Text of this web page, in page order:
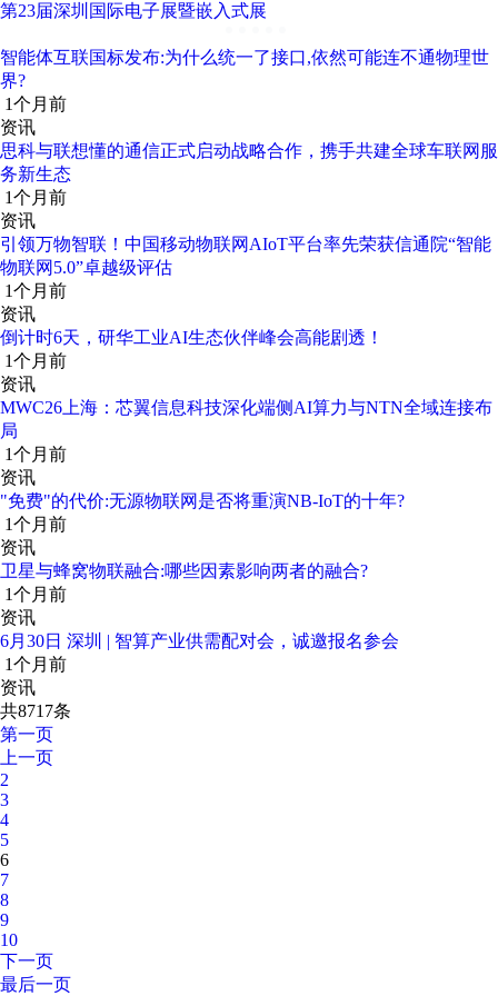
第23届深圳国际电子展暨嵌入式展
智能体互联国标发布:为什么统一了接口,依然可能连不通物理世
界?
1个月前
资讯
思科与联想懂的通信正式启动战略合作，携手共建全球车联网服
务新生态
1个月前
资讯
引领万物智联！中国移动物联网AIoT平台率先荣获信通院“智能
物联网5.0”卓越级评估
1个月前
资讯
倒计时6天，研华工业AI生态伙伴峰会高能剧透！
1个月前
资讯
MWC26上海：芯翼信息科技深化端侧AI算力与NTN全域连接布
局
1个月前
资讯
"免费"的代价:无源物联网是否将重演NB-IoT的十年?
1个月前
资讯
卫星与蜂窝物联融合:哪些因素影响两者的融合?
1个月前
资讯
6月30日 深圳 | 智算产业供需配对会，诚邀报名参会
1个月前
资讯
共8717条
第一页
上一页
2
3
4
5
6
7
8
9
10
下一页
最后一页